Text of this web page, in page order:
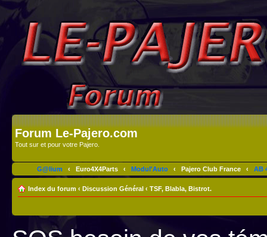
Forum Le-Pajero.com
Tout sur et pour votre Pajero.
G@lium ‹ Euro4X4Parts ‹ Modul'Auto ‹ Pajero Club France ‹ AB
Index du forum ‹ Discussion Général ‹ TSF, Blabla, Bistrot.